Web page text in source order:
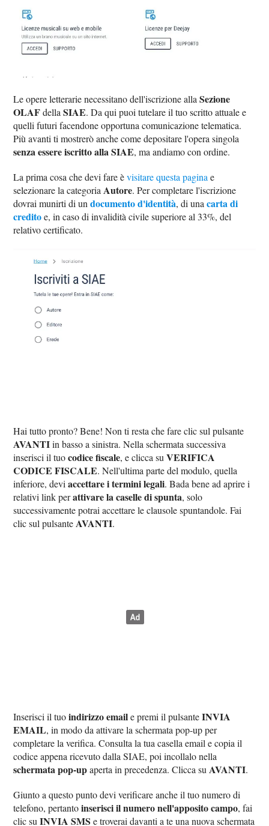
Le opere letterarie necessitano dell'iscrizione allaSezione
OLAFdellaSIAE. Da qui puoi tutelare il tuo scritto attuale e
quelli futuri facendone opportuna comunicazione telematica.
Più avanti ti mostrerò anche come depositare l'opera singola
senza essere iscritto alla SIAE, ma andiamo con ordine.
La prima cosa che devi fare èvisitare questa pagina e
selezionare la categoria Autore. Per completare l'iscrizione
dovrai munirti di undocumento d'identità, di unacarta di
creditoe, in caso di invalidità civile superiore al 33%, del
relativo certificato.
Hai tutto pronto? Bene! Non ti resta che fare clic sul pulsante
AVANTIin basso a sinistra. Nella schermata successiva
inserisci il tuocodice fiscale, e clicca suVERIFICA
CODICE FISCALE. Nell'ultima parte del modulo, quella
inferiore, deviaccettare i termini legali. Bada bene ad aprire i
relativi link perattivare la caselle di spunta, solo
successivamente potrai accettare le clausole spuntandole. Fai
clic sul pulsanteAVANTI.
Inserisci il tuoindirizzo emaile premi il pulsanteINVIA
EMAIL, in modo da attivare la schermata pop-up per
completare la verifica. Consulta la tua casella email e copia il
codice appena ricevuto dalla SIAE, poi incollalo nella
schermata pop-upaperta in precedenza. Clicca suAVANTI.
Giunto a questo punto devi verificare anche il tuo numero di
telefono, pertantoinserisci il numero nell'apposito campo, fai
clic suINVIA SMS e troverai davanti a te una nuova schermata